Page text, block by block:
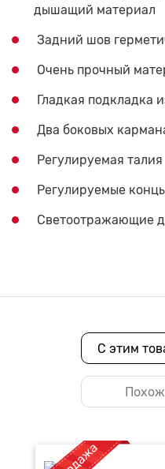
дышащий материал
Задний шов
Очень прочный
Гладкая подкладка
Два боковых
Регулируемая талия
Регулируемые
Светоотражающие
С этим